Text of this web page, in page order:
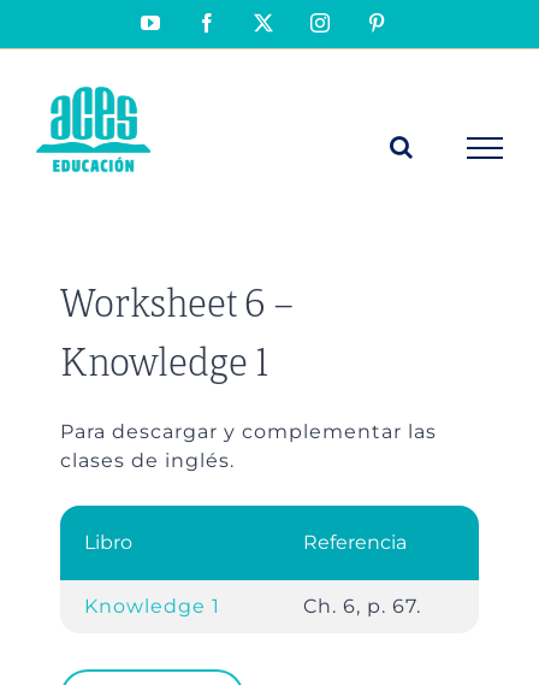
YouTubeFacebook Instagram
Worksheet 6 –
Knowledge 1
Para descargar y complementar las
clases de inglés.
Libro Referencia
Knowledge 1 Ch. 6, p. 67.